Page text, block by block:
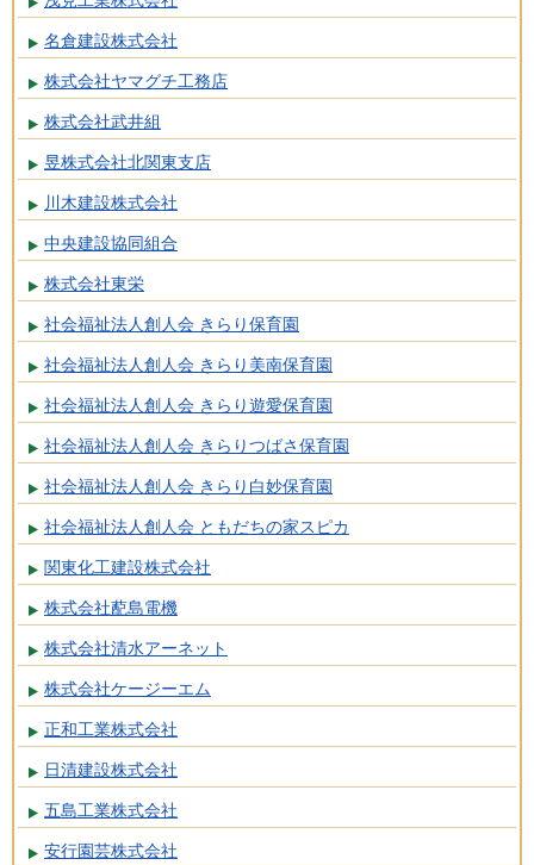
名倉建設株式会社
株式会社ヤマグチ工務店
株式会社武井組
昱株式会社北関東支店
川木建設株式会社
中央建設協同組合
株式会社東栄
社会福祉法人創人会 きらり保育園
社会福祉法人創人会 きらり美南保育園
社会福祉法人創人会 きらり遊愛保育園
社会福祉法人創人会 きらりつばさ保育園
社会福祉法人創人会 きらり白妙保育園
社会福祉法人創人会 ともだちの家スピカ
関東化工建設株式会社
株式会社蓜島電機
株式会社清水アーネット
株式会社ケージーエム
正和工業株式会社
日清建設株式会社
五島工業株式会社
安行園芸株式会社